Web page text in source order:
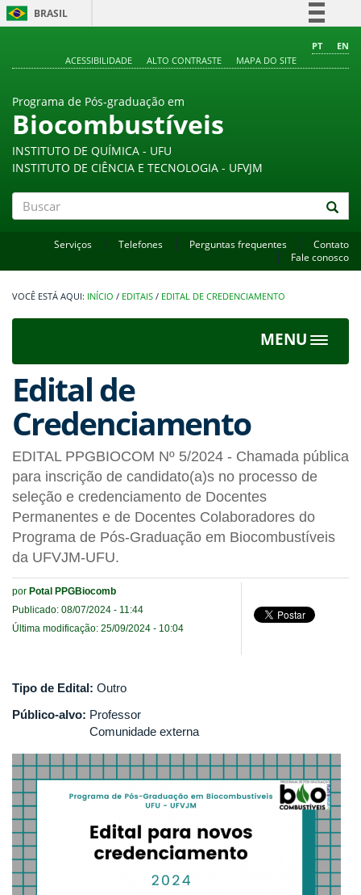
BRASIL
Comunica BR
Acesso à informação
PT
EN
ACESSIBILIDADE
ALTO CONTRASTE MAPA DO SITE
Programa de Pós-graduação em
Biocombustíveis
INSTITUTO DE QUÍMICA - UFU
INSTITUTO DE CIÊNCIA E TECNOLOGIA - UFVJM
Serviços Telefones Perguntas frequentes
Contato
Fale conosco
INÍCIO / EDITAIS / EDITAL DE CREDENCIAMENTO
MENU
Toggle
Edital de
Credenciamento
EDITAL PPGBIOCOM Nº 5/2024 - Chamada pública
para inscrição de candidato(a)s no processo de
seleção e credenciamento de Docentes
Permanentes e de Docentes Colaboradores do
Programa de Pós-Graduação em Biocombustíveis
da UFVJM-UFU.
por Potal PPGBiocomb
Publicado: 08/07/2024 - 11:44
Última modificação: 25/09/2024 - 10:04
Tipo de Edital: Outro
Público-alvo: Professor
Comunidade externa